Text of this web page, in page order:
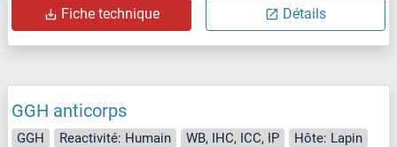
Fiche technique Détails
GGH anticorps
GGH Reactivité: Humain WB, IHC, ICC, IP
Hôte: Lapin